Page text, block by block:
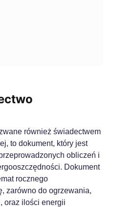
również świadectwem
to dokument, który jest
obliczeń i
Dokument
rocznego
zarówno do ogrzewania,
oraz ilości energii